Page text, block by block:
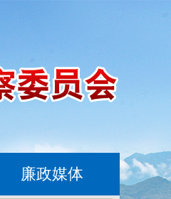
廉政媒体